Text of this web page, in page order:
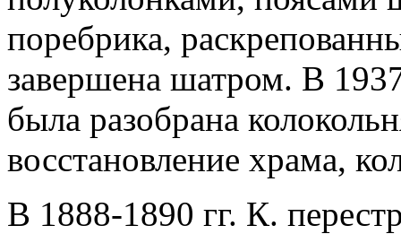
поребрика,
завершена шатром. В
была разобрана
восстановление храма,
В 1888-1890 гг. К.